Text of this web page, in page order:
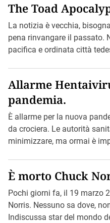
The Toad
La notizia è vecchia,
pena rinvangare il passato.
pacifica e ordinata città
Allarme
pandemia.
È allarme per la nuova
da crociera. Le autorità
minimizzare, ma ormai è
È morto Chuck
Pochi giorni fa, il 19 marzo
Norris. Nessuno sa dove,
Indiscussa star del mondo